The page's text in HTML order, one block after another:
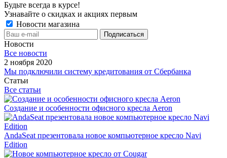
Будьте всегда в курсе!
Узнавайте о скидках и акциях первым
Новости магазина
Новости
Все новости
2 ноября 2020
Мы подключили систему кредитования от Сбербанка
Статьи
Все статьи
Создание и особенности офисного кресла Aeron
AndaSeat презентовала новое компьютерное кресло Navi
Edition